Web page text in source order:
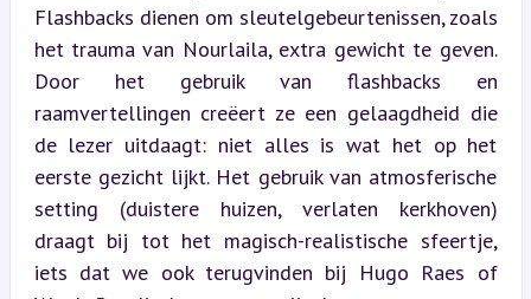
Flashbacks dienen om sleutelgebeurtenissen, zoals
het trauma van Nourlaila, extra gewicht te geven.
Door het gebruik van flashbacks en
raamvertellingen creëert ze een gelaagdheid die
de lezer uitdaagt: niet alles is wat het op het
eerste gezicht lijkt. Het gebruik van atmosferische
setting (duistere huizen, verlaten kerkhoven)
draagt bij tot het magisch-realistische sfeertje,
iets dat we ook terugvinden bij Hugo Raes of